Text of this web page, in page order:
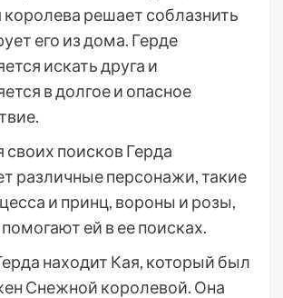
решает соблазнить
его из дома. Герде
искать друга и
в долгое и опасное
своих поисков Герда
различные персонажи, такие
и принц, вороны и розы,
ей в ее поисках.
находит Кая, который был
Снежной королевой. Она